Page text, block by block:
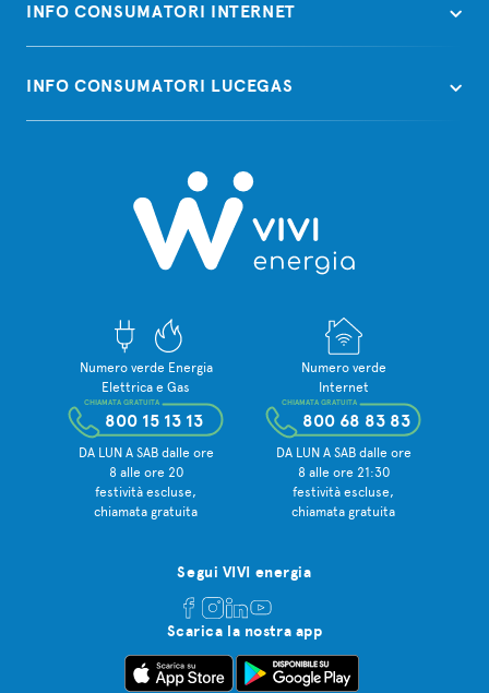
INFO CONSUMATORI INTERNET
INFO CONSUMATORI LUCEGAS
Numero verde Energia
Elettrica e Gas
800 15 13 13
CHIAMATA GRATUITA
DA LUN A SAB dalle ore
8 alle ore 20
festività escluse,
chiamata gratuita
Numero verde
Internet
800 68 83 83
CHIAMATA GRATUITA
DA LUN A SAB dalle ore
8 alle ore 21:30
festività escluse,
chiamata gratuita
Segui VIVI energia
Scarica la nostra app